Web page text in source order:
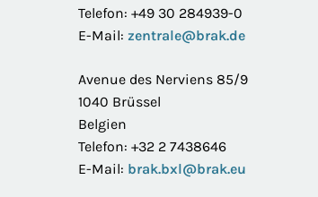
Telefon: +49 30 284939-0
E-Mail: zentrale@brak.de
Avenue des Nerviens 85/9
1040 Brüssel
Belgien
Telefon: +32 2 7438646
E-Mail: brak.bxl@brak.eu